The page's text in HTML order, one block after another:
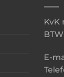
KvK
E-